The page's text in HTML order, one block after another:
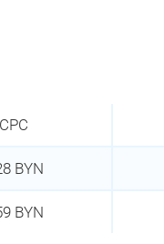
CPC
BYN
BYN